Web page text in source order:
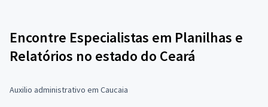
Encontre Especialistas em Planilhas e
Relatórios no estado do Ceará
Auxilio administrativo em Caucaia